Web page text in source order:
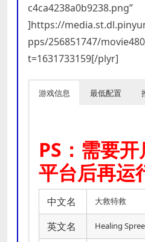
c4ca4238a0b9238.png”
]https://
pps/256851747/
t=1631733159[/plyr]
游戏信息 最低配置
PS：需要
平台后再运
中文名 大救特救
英文名 Healing Spree